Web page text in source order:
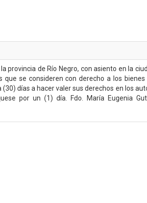
provincia de Río Negro, con asiento en la
se consideren con derecho a los
días a hacer valer sus derechos en los
por un (1) día. Fdo. María Eugenia